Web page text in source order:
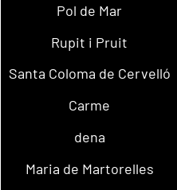
Pol de Mar
Rupit i Pruit
Santa Coloma de Cervelló
Carme
dena
Maria de Martorelles